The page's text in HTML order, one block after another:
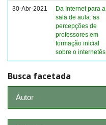
30-Abr-2021
Da Internet para a
sala de aula: as
percepções de
professores em
formação inicial
sobre o internetês
Busca facetada
Autor